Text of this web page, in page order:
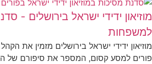
מוזיאון ידידי ישראל בירושלים -
למשפחות
מוזיאון ידידי ישראל בירושלים מזמין את
פורים למסע קסום, המספר את סיפורם של